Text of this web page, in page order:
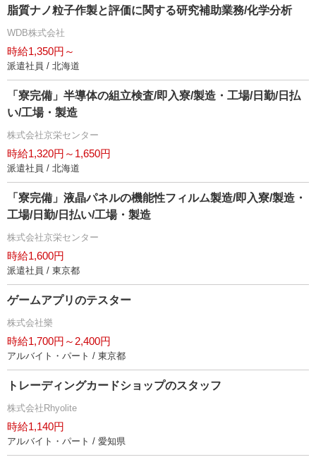
脂質ナノ粒子作製と評価に関する研究補助業務/化学分析
WDB株式会社
時給1,350円～
派遣社員 / 北海道
「寮完備」半導体の組立検査/即入寮/製造・工場/日勤/日払
い/工場・製造
株式会社京栄センター
時給1,320円～1,650円
派遣社員 / 北海道
「寮完備」液晶パネルの機能性フィルム製造/即入寮/製造・
工場/日勤/日払い/工場・製造
株式会社京栄センター
時給1,600円
派遣社員 / 東京都
ゲームアプリのテスター
株式会社樂
時給1,700円～2,400円
アルバイト・パート / 東京都
トレーディングカードショップのスタッフ
株式会社Rhyolite
時給1,140円
アルバイト・パート / 愛知県